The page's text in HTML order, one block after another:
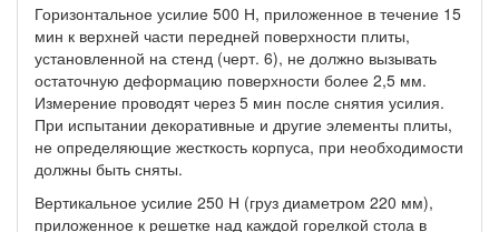
Горизонтальное усилие 500 Н, приложенное в течение 15
мин к верхней части передней поверхности плиты,
установленной на стенд (черт. 6), не должно вызывать
остаточную деформацию поверхности более 2,5 мм.
Измерение проводят через 5 мин после снятия усилия.
При испытании декоративные и другие элементы плиты,
не определяющие жесткость корпуса, при необходимости
должны быть сняты.
Вертикальное усилие 250 Н (груз диаметром 220 мм),
приложенное к решетке над каждой горелкой стола в